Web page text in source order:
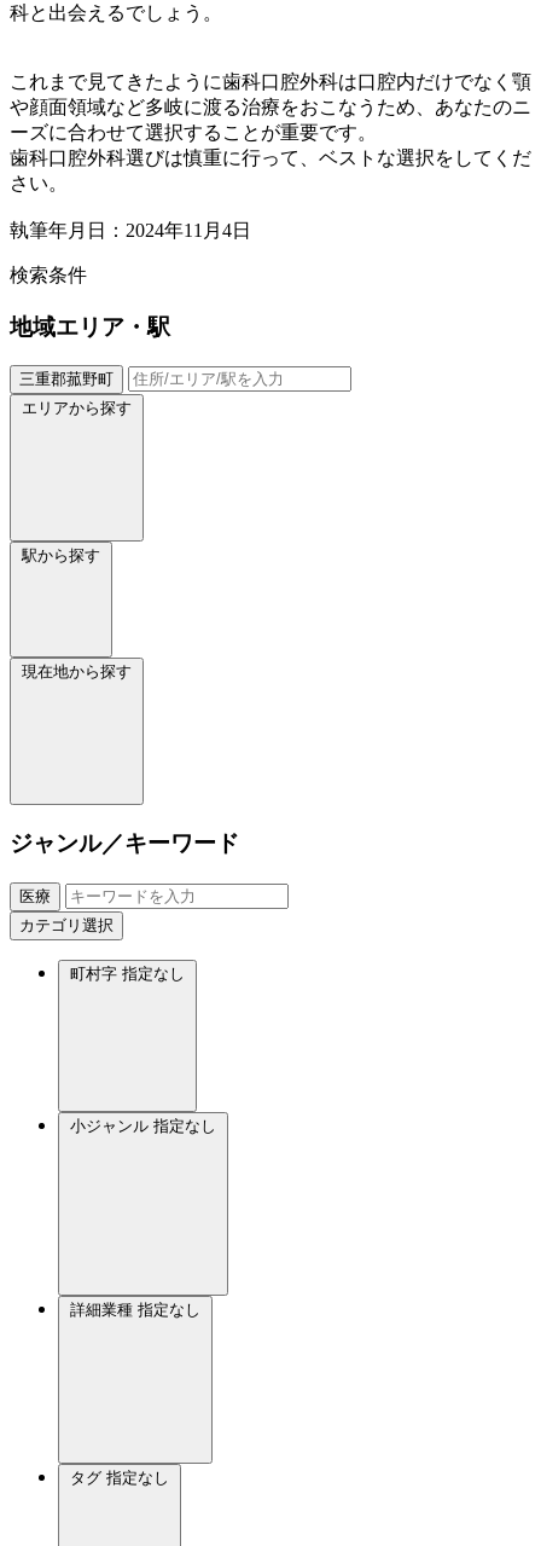
科と出会えるでしょう。
これまで見てきたように歯科口腔外科は口腔内だけでなく顎
や顔面領域など多岐に渡る治療をおこなうため、あなたのニ
ーズに合わせて選択することが重要です。
歯科口腔外科選びは慎重に行って、ベストな選択をしてくだ
さい。
執筆年月日：2024年11月4日
検索条件
地域エリア・駅
三重郡菰野町
エリアから探す
駅から探す
現在地から探す
ジャンル／キーワード
医療
カテゴリ選択
町村字 指定なし
小ジャンル 指定なし
詳細業種 指定なし
タグ 指定なし